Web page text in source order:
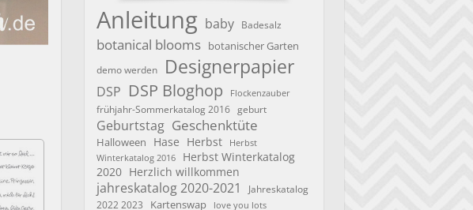
Anleitung baby Badesalz
botanical blooms botanischer Garten
demo werden Designerpapier
DSP DSP Bloghop Flockenzauber
frühjahr-Sommerkatalog 2016 geburt
Geburtstag Geschenktüte
Halloween Hase Herbst
Herbst
Winterkatalog 2016
Herbst Winterkatalog
2020 Herzlich willkommen
jahreskatalog 2020-2021
Jahreskatalog
2022 2023
Kartenswap love you lots